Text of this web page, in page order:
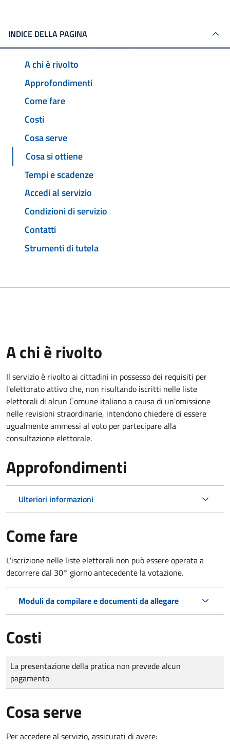
INDICE DELLA PAGINA
A chi è rivolto
Approfondimenti
Come fare
Costi
Cosa serve
Cosa si ottiene
Tempi e scadenze
Accedi al servizio
Condizioni di servizio
Contatti
Strumenti di tutela
A chi è rivolto
Il servizio è rivolto ai cittadini in possesso dei requisiti per
l'elettorato attivo che, non risultando iscritti nelle liste
elettorali di alcun Comune italiano a causa di un'omissione
nelle revisioni straordinarie, intendono chiedere di essere
ugualmente ammessi al voto per partecipare alla
consultazione elettorale.
Approfondimenti
Ulteriori informazioni
Come fare
L'iscrizione nelle liste elettorali non può essere operata a
decorrere dal 30° giorno antecedente la votazione.
Moduli da compilare e documenti da allegare
Costi
Tipo di pagamento
Importo
La presentazione della pratica non prevede alcun
pagamento
Cosa serve
Per accedere al servizio, assicurati di avere: